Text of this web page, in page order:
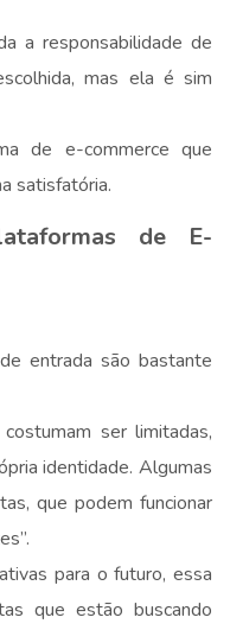
a responsabilidade de
mas ela é sim
de e-commerce que
satisfatória.
de E-
entrada são bastante
ser limitadas,
identidade. Algumas
que podem funcionar
para o futuro, essa
que estão buscando